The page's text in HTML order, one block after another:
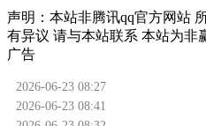
声明： 本站非腾讯qq官方网站
有异议 请与本站联系 本站为非
广告
2026-06-23 08:27
2026-06-23 08:41